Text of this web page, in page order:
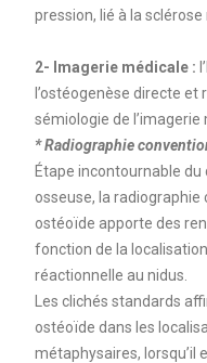
pression, lié à la sclérose
2- Imagerie médicale :
l’ostéogenèse directe et
sémiologie de l’imagerie
* Radiographie
Étape incontournable
osseuse, la radiographie
ostéoïde apporte des
fonction de la
réactionnelle au nidus.
Les clichés standards
ostéoïde dans les
métaphysaires, lorsqu’il